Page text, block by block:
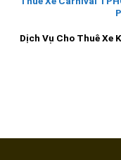
Dịch Vụ Cho Thuê Xe